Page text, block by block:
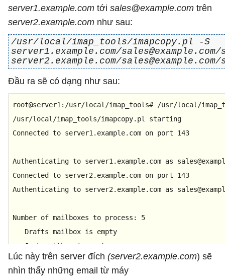
server1.example.com tới sales@example.com trên
server2.example.com như sau:
/usr/local/imap_tools/imapcopy.pl -S
server1.example.com/
server2.example.com/
Đầu ra sẽ có dạng như sau:
root@server1 :/usr/local/imap_tools# /usr/local/
/usr/local/imap_tools/imapcopy.pl starting
Connected to server1.example.com on port 143
Authenticating to server1.example.com as sales
Connected to server2.example.com on port 143
Authenticating to server2.example.com as sales
Number of mailboxes to process:
5
   Drafts mailbox is empty
   Junk mailbox is empty
   Trash mailbox is empty
Lúc này trên server đích (server2.example.com) sẽ
nhìn thấy những email từ máy